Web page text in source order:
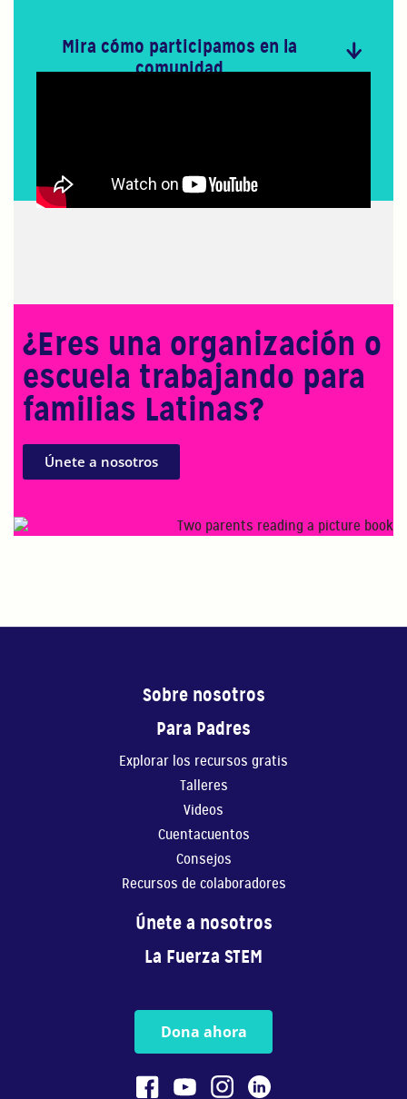
Mira cómo participamos en la
comunidad
¿Eres una organización o
escuela trabajando para
familias Latinas?
Únete a nosotros
Sobre nosotros
Para Padres
Explorar los recursos gratis
Talleres
Videos
Cuentacuentos
Consejos
Recursos de colaboradores
Únete a nosotros
La Fuerza STEM
Dona ahora